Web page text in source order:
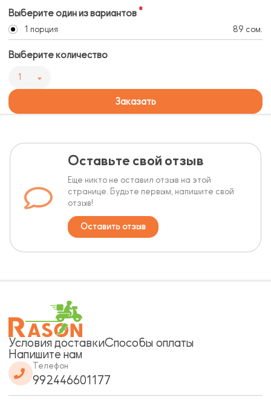
Выберите один из вариантов
1 порция 89 сом.
Выберите количество
1
Заказать
Оставьте свой отзыв
Еще никто не оставил отзыв на этой
странице. Будьте первым, напишите свой
отзыв!
Оставить отзыв
Условия доставкиСпособы оплаты
Напишите нам
Телефон
992446601177